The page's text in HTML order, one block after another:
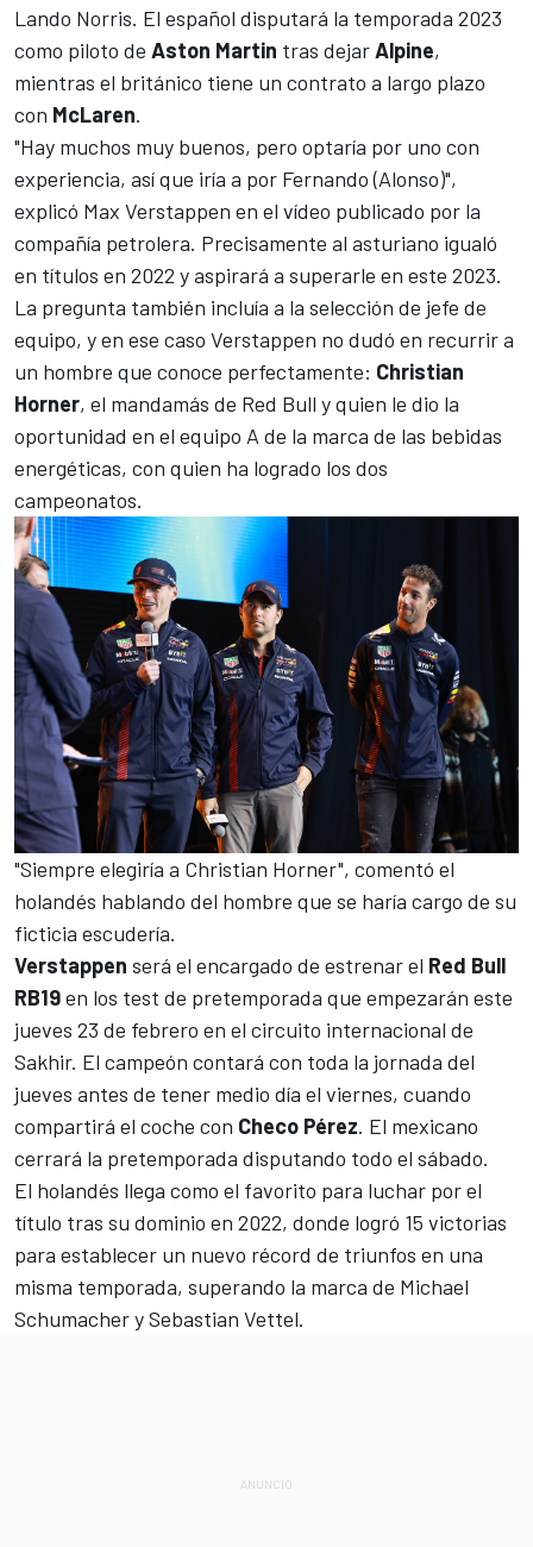
Lando Norris. El español disputará la temporada 2023
como piloto de Aston Martin tras dejarAlpine,
mientras el británico tiene un contrato a largo plazo
con McLaren.
"Hay muchos muy buenos, pero optaría por uno con
experiencia, así que iría a por Fernando (Alonso)",
explicó Max Verstappen en el vídeo publicado por la
compañía petrolera. Precisamente al asturiano igualó
en títulos en 2022 y aspirará a superarle en este 2023.
La pregunta también incluía a la selección de jefe de
equipo, y en ese caso Verstappen no dudó en recurrir a
un hombre que conoce perfectamente: Christian
Horner, el mandamás de Red Bull y quien le dio la
oportunidad en el equipo A de la marca de las bebidas
energéticas, con quien ha logrado los dos
campeonatos.
"Siempre elegiría a Christian Horner", comentó el
holandés hablando del hombre que se haría cargo de su
ficticia escudería.
Verstappen será el encargado de estrenar el Red Bull
RB19en los test de pretemporada que empezarán este
jueves 23 de febrero en el circuito internacional de
Sakhir. El campeón contará con toda la jornada del
jueves antes de tener medio día el viernes, cuando
compartirá el coche con Checo Pérez. El mexicano
cerrará la pretemporada disputando todo el sábado.
El holandés llega como el favorito para luchar por el
título tras su dominio en 2022, donde logró 15 victorias
para establecer un nuevo récord de triunfos en una
misma temporada, superando la marca de Michael
SchumacherySebastian Vettel.